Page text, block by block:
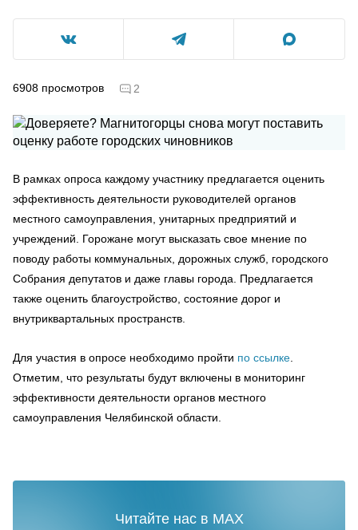
6908 просмотров 2
В рамках опроса каждому участнику предлагается оценить
эффективность деятельности руководителей органов
местного самоуправления, унитарных предприятий и
учреждений. Горожане могут высказать свое мнение по
поводу работы коммунальных, дорожных служб, городского
Собрания депутатов и даже главы города. Предлагается
также оценить благоустройство, состояние дорог и
внутриквартальных пространств.
Для участия в опросе необходимо пройти по ссылке
Отметим, что результаты будут включены в мониторинг
эффективности деятельности органов местного
самоуправления Челябинской области.
Читайте нас в MAX